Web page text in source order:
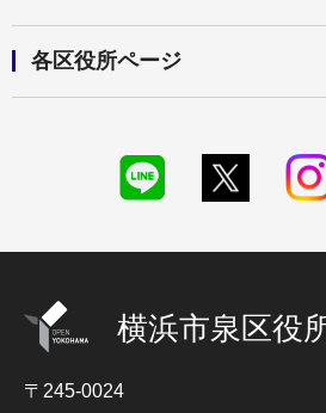
各区役所ページ
横浜市泉区役
〒245-0024